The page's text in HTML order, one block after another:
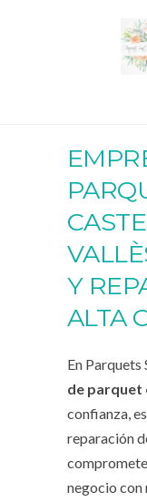
Y
ALTA
En Parquets
de parquet
confianza,
reparación
negocio con